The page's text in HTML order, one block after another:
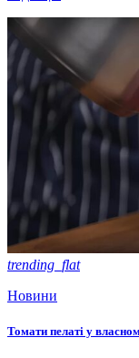
trending_flat
Новини
Томати пелаті у